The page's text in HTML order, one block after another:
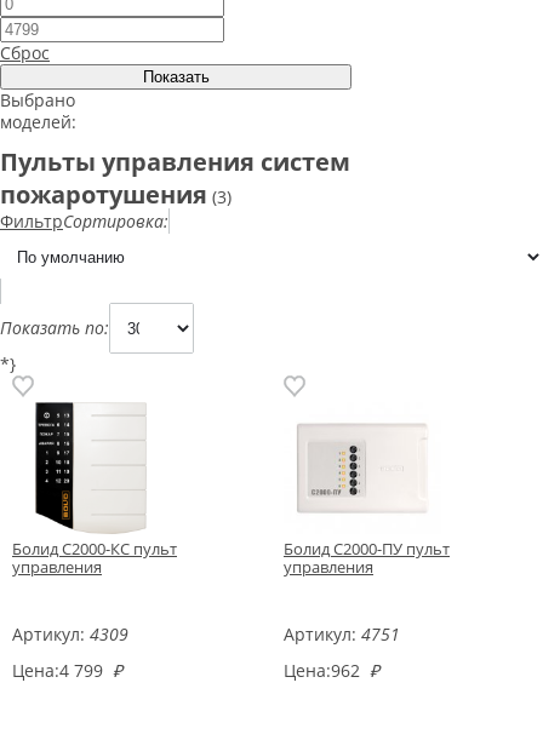
Сброс
Выбрано
моделей:
Пульты управления систем
пожаротушения (3)
ФильтрСортировка:
Показать по:
*}
Болид С2000-КС пульт
управления
Артикул: 4309
Цена:4 799 ₽
Болид С2000-ПУ пульт
управления
Артикул: 4751
Цена:962 ₽